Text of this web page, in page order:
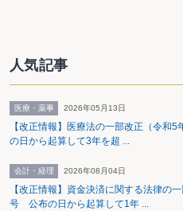
人気記事
医療・薬事 2026年05月13日
【改正情報】医療法の一部改正（令
の日から起算して3年を超 ...
会計・経理 2026年08月04日
【改正情報】資金決済に関する法律の
号 公布の日から起算して1年 ...